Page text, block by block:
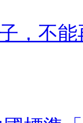
，不